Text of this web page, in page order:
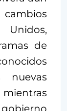
Unidos,
de